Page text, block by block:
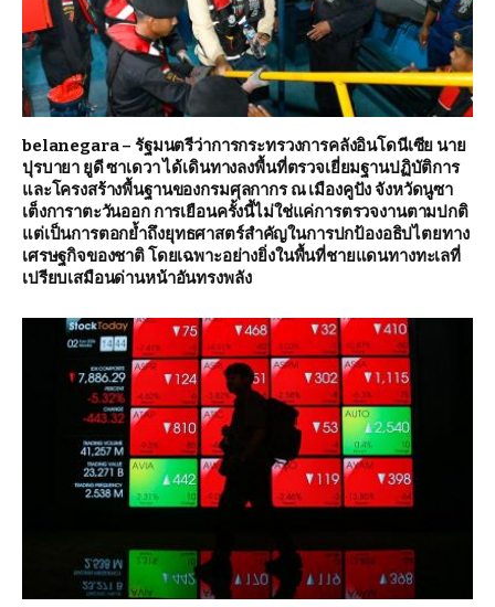
belanegara – รัฐมนตรีว่าการกระทรวงการคลังอินโดนีเซีย นาย
ปุรบายา ยูดี ซาเดวา ได้เดินทางลงพื้นที่ตรวจเยี่ยมฐานปฏิบัติการ
และโครงสร้างพื้นฐานของกรมศุลกากร ณ เมืองคูปัง จังหวัดนูซา
เต็งการาตะวันออก การเยือนครั้งนี้ไม่ใช่แค่การตรวจงานตามปกติ
แต่เป็นการตอกย้ำถึงยุทธศาสตร์สำคัญในการปกป้องอธิปไตยทาง
เศรษฐกิจของชาติ โดยเฉพาะอย่างยิ่งในพื้นที่ชายแดนทางทะเลที่
เปรียบเสมือนด่านหน้าอันทรงพลัง